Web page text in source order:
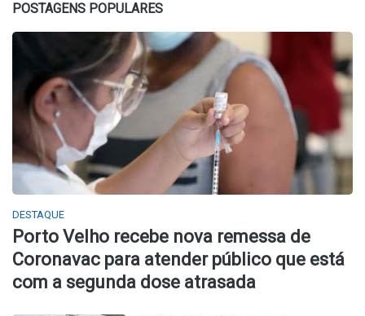
POSTAGENS POPULARES
DESTAQUE
Porto Velho recebe nova remessa de
Coronavac para atender público que está
com a segunda dose atrasada